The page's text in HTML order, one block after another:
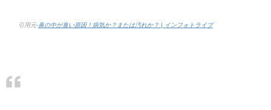
引用元-鼻の中が臭い原因！病気か？または汚れか？ | インフォトライブ